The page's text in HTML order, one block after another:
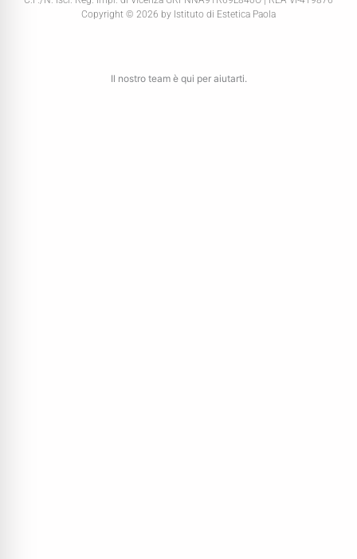
Copyright © 2026 by Istituto di Estetica Paola
Il nostro team è qui per aiutarti.